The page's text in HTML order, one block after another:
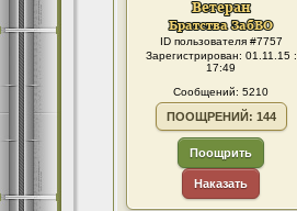
ID пользователя #7757
Зарегистрирован: 01.11.15 :
17:49
Сообщений: 5210
ПООЩРЕНИЙ: 144
Поощрить
Наказать